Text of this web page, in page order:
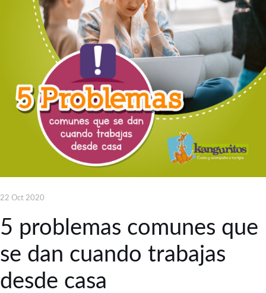
22 Oct 2020
5 problemas comunes que
se dan cuando trabajas
desde casa